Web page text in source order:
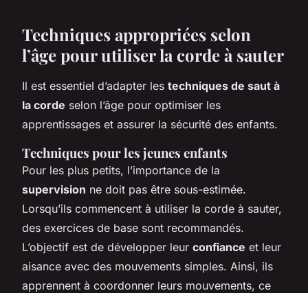
Techniques appropriées selon
l’âge pour utiliser la corde à sauter
Il est essentiel d’adapter les techniques de saut à
la corde selon l’âge pour optimiser les
apprentissages et assurer la sécurité des enfants.
Techniques pour les jeunes enfants
Pour les plus petits, l’importance de la
supervision ne doit pas être sous-estimée.
Lorsqu’ils commencent à utiliser la corde à sauter,
des exercices de base sont recommandés.
L’objectif est de développer leur confiance et leur
aisance avec des mouvements simples. Ainsi, ils
apprennent à coordonner leurs mouvements, ce